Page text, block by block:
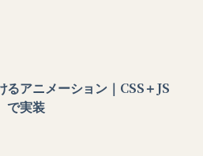
アニメーション｜CSS＋JS
で実装